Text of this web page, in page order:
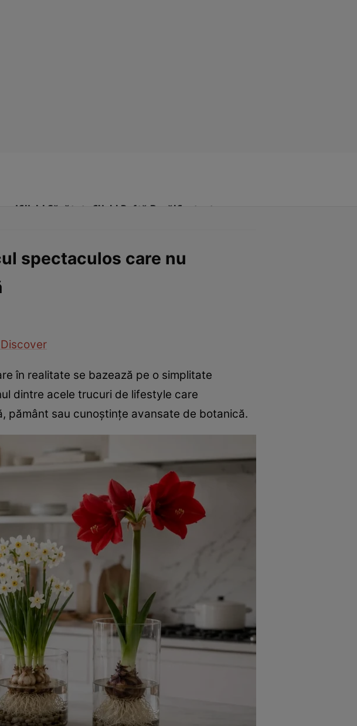
Click! Sănătate Click! Poftă Bună!Contact
spectaculos care nu
în realitate se bazează pe o simplitate
dintre acele trucuri de lifestyle care
pământ sau cunoștințe avansate de botanică.